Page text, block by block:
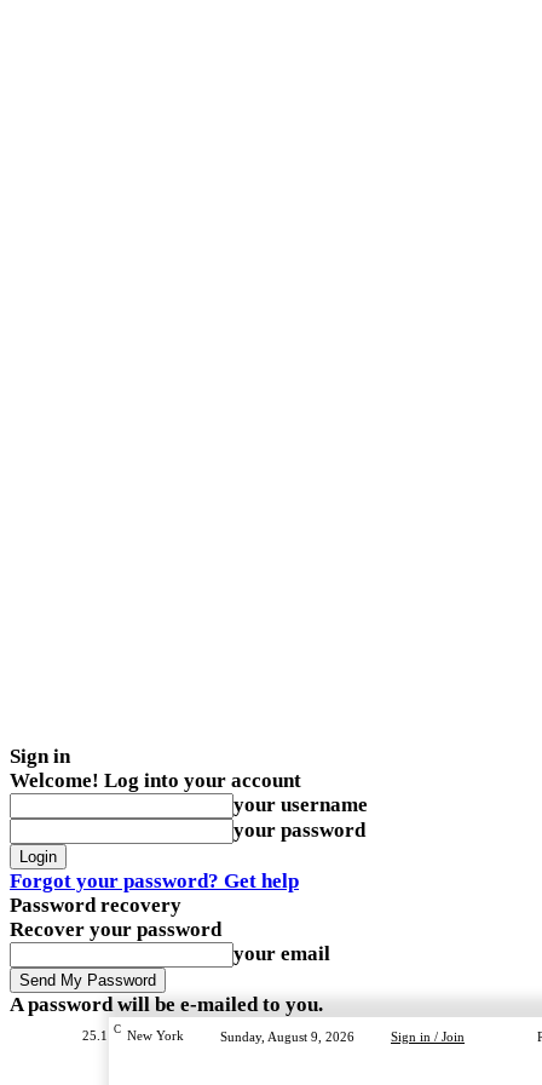
Sign in
Welcome! Log into your account
your username
your password
Forgot your password? Get help
Password recovery
Recover your password
your email
A password will be e-mailed to you.
25.1 C New York Sunday, August 9, 2026 Sign in / Join